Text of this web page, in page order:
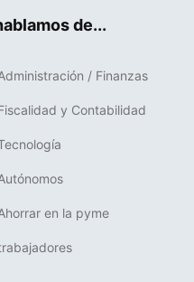
de...
/ Finanzas
y Contabilidad
en la pyme